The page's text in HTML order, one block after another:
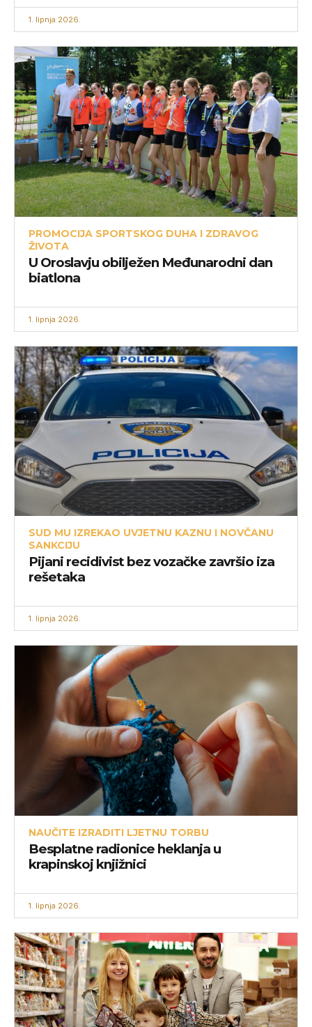
1. lipnja 2026.
PROMOCIJA SPORTSKOG DUHA I ZDRAVOG
ŽIVOTA
U Oroslavju obilježen Međunarodni dan
biatlona
1. lipnja 2026.
SUD MU IZREKAO UVJETNU KAZNU I NOVČANU
SANKCIJU
Pijani recidivist bez vozačke završio iza
rešetaka
1. lipnja 2026.
NAUČITE IZRADITI LJETNU TORBU
Besplatne radionice heklanja u
krapinskoj knjižnici
1. lipnja 2026.